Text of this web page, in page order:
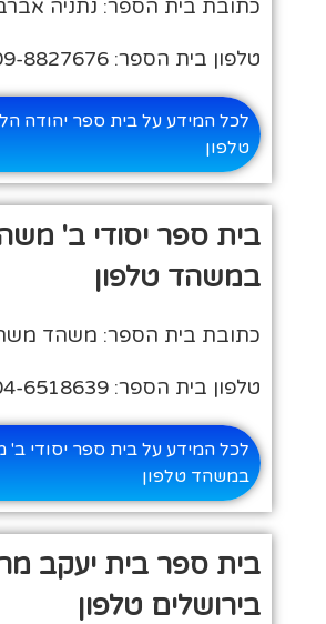
כתובת בית הספר: נתניה
טלפון בית הספר: 09-8827676
לכל המידע על בית ספר יהודה
טלפון
בית ספר יסודי ב'
במשהד טלפון
כתובת בית הספר: משהד
טלפון בית הספר: 04-6518639
לכל המידע על בית ספר יסודי ב'
במשהד טלפון
בית ספר בית יעקב
בירושלים טלפון